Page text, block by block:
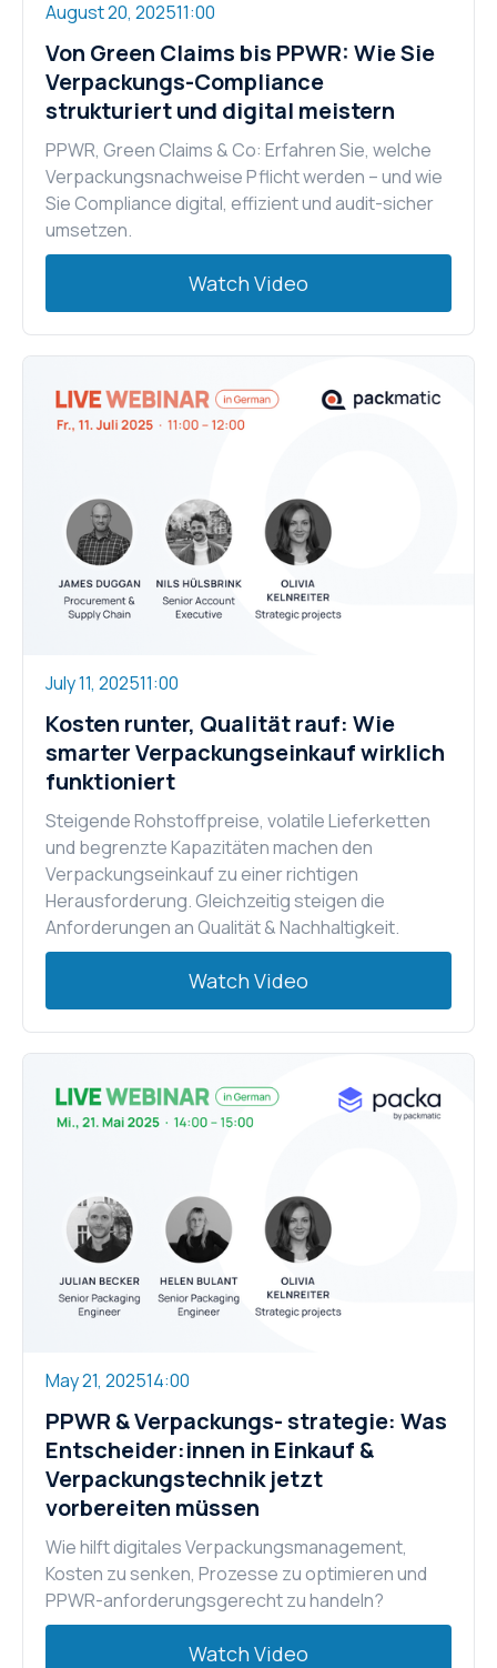
August 20, 202511:00
Von Green Claims bis PPWR: Wie Sie
Verpackungs-Compliance
strukturiert und digital meistern
PPWR, Green Claims & Co: Erfahren Sie, welche
Verpackungsnachweise Pflicht werden – und wie
Sie Compliance digital, effizient und audit-sicher
umsetzen.
Watch Video
July 11, 202511:00
Kosten runter, Qualität rauf: Wie
smarter Verpackungseinkauf wirklich
funktioniert
Steigende Rohstoffpreise, volatile Lieferketten
und begrenzte Kapazitäten machen den
Verpackungseinkauf zu einer richtigen
Herausforderung. Gleichzeitig steigen die
Anforderungen an Qualität & Nachhaltigkeit.
Watch Video
May 21, 202514:00
PPWR & Verpackungs- strategie: Was
Entscheider:innen in Einkauf &
Verpackungstechnik jetzt
vorbereiten müssen
Wie hilft digitales Verpackungsmanagement,
Kosten zu senken, Prozesse zu optimieren und
PPWR-anforderungsgerecht zu handeln?
Watch Video